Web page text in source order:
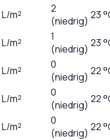
L/m²
2
(niedrig) 23
L/m²
1
(niedrig) 23
L/m²
0
(niedrig) 22
L/m²
0
(niedrig) 22
L/m²
0
(niedrig) 22